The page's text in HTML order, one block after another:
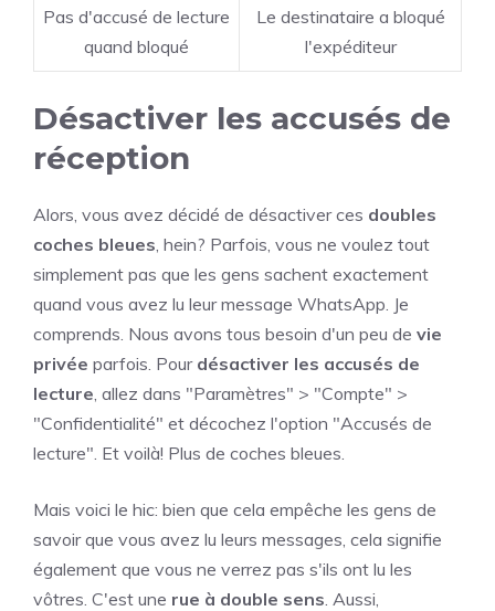
Pas d'accusé de lecture
quand bloqué
Le destinataire a bloqué
l'expéditeur
Désactiver les accusés de
réception
Alors, vous avez décidé de désactiver ces doubles
coches bleues , hein? Parfois, vous ne voulez tout
simplement pas que les gens sachent exactement
quand vous avez lu leur message WhatsApp. Je
comprends. Nous avons tous besoin d'un peu de vie
privée parfois. Pour désactiver les accusés de
lecture , allez dans "Paramètres" > "Compte" >
"Confidentialité" et décochez l'option "Accusés de
lecture". Et voilà! Plus de coches bleues.
Mais voici le hic: bien que cela empêche les gens de
savoir que vous avez lu leurs messages, cela signifie
également que vous ne verrez pas s'ils ont lu les
vôtres. C'est une rue à double sens . Aussi,